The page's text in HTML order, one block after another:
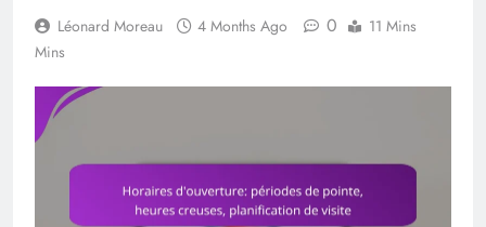
Léonard Moreau 4 Months Ago 0
11 Mins
Mins